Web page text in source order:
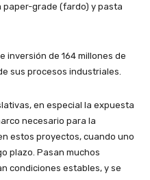
paper-grade (fardo) y pasta
inversión de 164 millones de
sus procesos industriales.
en especial la expuesta
necesario para la
estos proyectos, cuando uno
plazo. Pasan muchos
condiciones estables, y se